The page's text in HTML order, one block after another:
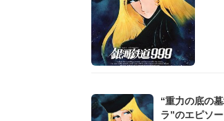
“重力の底の
ラ”のエピソ